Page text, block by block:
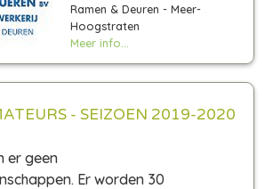
Ramen & Deuren - Meer-
Hoogstraten
Meer info...
- SEIZOEN 2019-2020
er geen
Er worden 30